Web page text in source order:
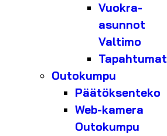
Vuokra-
asunnot
Valtimo
Tapahtumat
Outokumpu
Päätöksenteko
Web-kamera
Outokumpu